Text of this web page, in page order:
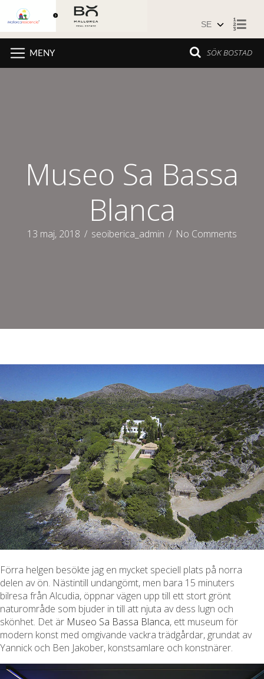
SÖK BOSTAD
MENY
Museo Sa Bassa
Blanca
13 maj, 2018 / seoiberica_admin / No Comments
Förra helgen besökte jag en mycket speciell plats på norra
delen av ön. Nästintill undangömt, men bara 15 minuters
bilresa från Alcudia, öppnar vägen upp till ett stort grönt
naturområde som bjuder in till att njuta av dess lugn och
skönhet. Det är Museo Sa Bassa Blanca, ett museum för
modern konst med omgivande vackra trädgårdar, grundat av
Yannick och Ben Jakober, konstsamlare och konstnärer.